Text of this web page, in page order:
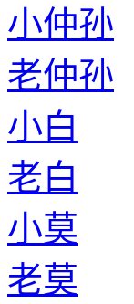
小仲孙
老仲孙
小白
老白
小莫
老莫